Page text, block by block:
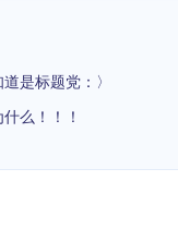
是标题党：〉
么！！！